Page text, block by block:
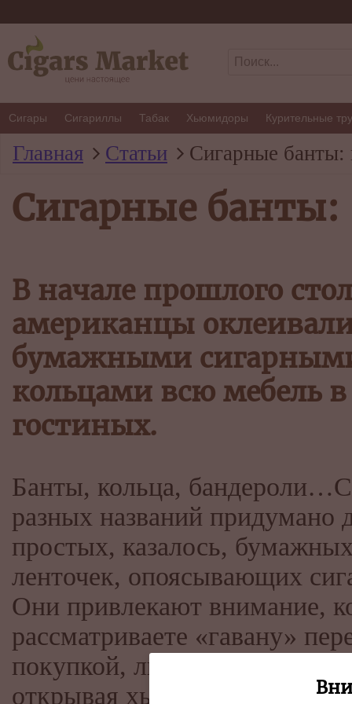
Сигары Сигариллы Табак Хьюмидоры Курительные
Главная Статьи Сигарные банты:
Сигарные банты:
В начале прошлого
американцы
бумажными
кольцами всю мебель в
гостиных.
Банты, кольца,
разных названий придумано
простых, казалось,
ленточек, опоясывающих
Они привлекают внимание,
рассматриваете «гавану»
покупкой, любуетесь на них,
открывая хьюмидор, и не без